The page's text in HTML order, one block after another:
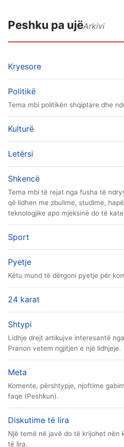
Peshku pa ujëArkivi
Kryesore
Politikë
Tema mbi politikën shqiptare dhe
Kulturë
Letërsi
Shkencë
Tema mbi të rejat nga fusha të
që lidhen me zbulime, studime,
teknologjike apo mjeksinë do të
Sport
Pyetje
Këtu mund të dërgoni pyetje për
24 karat
Shtypi
Lidhje drejt artikujve interesantë
Pranon vetem ngjitjen e një lidhjeje.
Meta
Komente, përshtypje, njoftime
faqe (Peshkun).
Diskutime të lira
Një temë në javë do të krijohet nën
të lira.